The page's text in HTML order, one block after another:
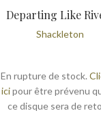
Departing Like
Shackleton
En rupture de stock.
icipour être prévenu
ce disque sera de